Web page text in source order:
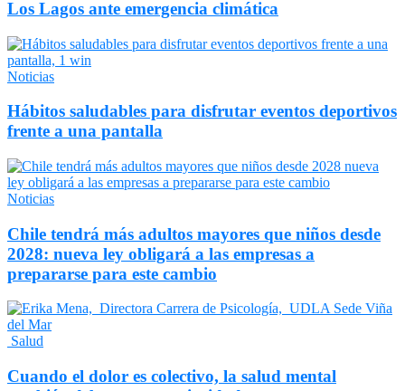
Los Lagos ante emergencia climática
Noticias
Hábitos saludables para disfrutar eventos deportivos
frente a una pantalla
Noticias
Chile tendrá más adultos mayores que niños desde
2028: nueva ley obligará a las empresas a
prepararse para este cambio
Salud
Cuando el dolor es colectivo, la salud mental